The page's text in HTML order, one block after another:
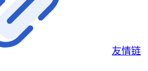
友情链